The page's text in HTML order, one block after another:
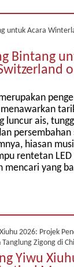
Bintang
luncur ais,
persembahan
hiasan
rentetan
mencari yang
Yiwu